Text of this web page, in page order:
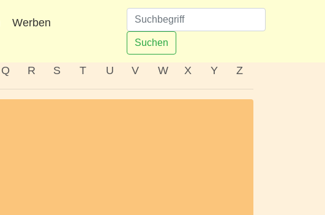
Werben
Suchen
Q R S T U V W X Y Z